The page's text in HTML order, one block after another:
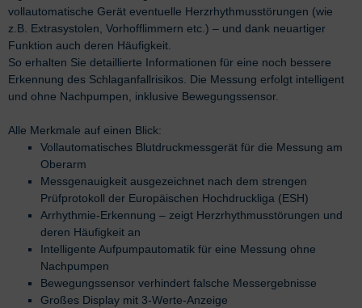
vollautomatische Gerät eventuelle Herzrhythmusstörungen (wie
z.B. Extrasystolen, Vorhofflimmern etc.) – und dank neuartiger
Funktion auch deren Häufigkeit.
So erhalten Sie detaillierte Informationen für eine noch bessere
Erkennung des Schlaganfallrisikos. Die Messung erfolgt intelligent
und ohne Nachpumpen, inklusive Bewegungssensor.
Alle Merkmale auf einen Blick:
Vollautomatisches Blutdruckmessgerät für die Messung am
Oberarm
Messgenauigkeit ausgezeichnet nach dem strengen
Prüfprotokoll der Europäischen Hochdruckliga (ESH)
Arrhythmie-Erkennung – zeigt Herzrhythmusstörungen und
deren Häufigkeit an
Intelligente Aufpumpautomatik für eine Messung ohne
Nachpumpen
Bewegungssensor verhindert falsche Messergebnisse
Großes Display mit 3-Werte-Anzeige